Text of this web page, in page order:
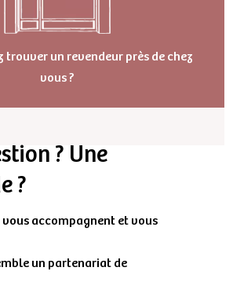
trouver un revendeur près de chez
vous ?
? Une
?
vous accompagnent et vous
un partenariat de